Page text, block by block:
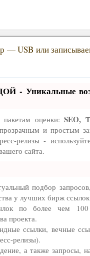
— USB или
- Уникальные
пакетам оценки:SEO,
и простым
релизы -
сайта.
подбор
у лучших бирж
по более чем 100
проекта.
ссылки, вечные
релизы).
а также запросы,